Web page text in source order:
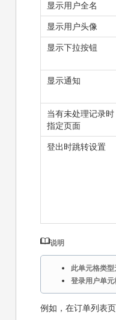
显示用户全名
显示用户头像
显示下拉按钮
显示通知
当有未处理记录
指定页面
登出时跳转设置
说明
此单元格类型
登录用户单
例如，在订单列表